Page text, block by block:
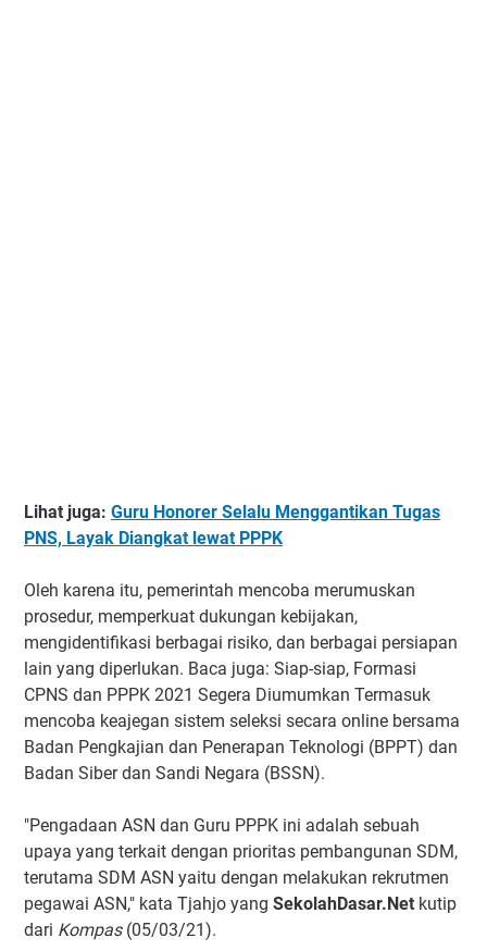
Lihat juga: Guru Honorer Selalu Menggantikan Tugas
PNS, Layak Diangkat lewat PPPK
Oleh karena itu, pemerintah mencoba merumuskan
prosedur, memperkuat dukungan kebijakan,
mengidentifikasi berbagai risiko, dan berbagai persiapan
lain yang diperlukan. Baca juga: Siap-siap, Formasi
CPNS dan PPPK 2021 Segera Diumumkan Termasuk
mencoba keajegan sistem seleksi secara online bersama
Badan Pengkajian dan Penerapan Teknologi (BPPT) dan
Badan Siber dan Sandi Negara (BSSN).
"Pengadaan ASN dan Guru PPPK ini adalah sebuah
upaya yang terkait dengan prioritas pembangunan SDM,
terutama SDM ASN yaitu dengan melakukan rekrutmen
pegawai ASN," kata Tjahjo yang SekolahDasar.Net kutip
dari Kompas(05/03/21).